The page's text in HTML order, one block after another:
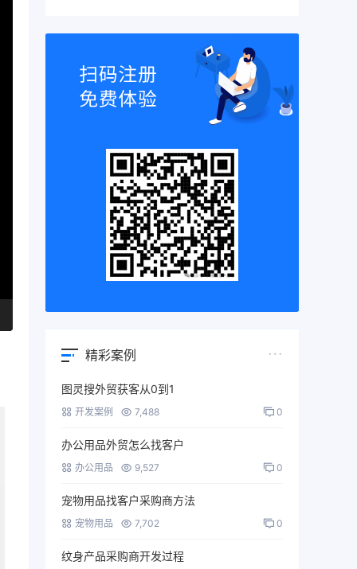
精彩案例
图灵搜外贸获客从0到1
开发案例 7,488 0
办公用品外贸怎么找客户
办公用品 9,527 0
宠物用品找客户采购商方法
宠物用品 7,702 0
纹身产品采购商开发过程